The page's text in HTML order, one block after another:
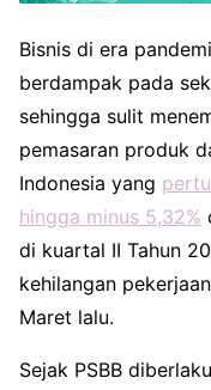
Bisnis di era
berdampak pada
sehingga sulit
pemasaran produk
Indonesia yang
hingga minus 5,32%
di kuartal II Tahun
kehilangan
Maret lalu.
Sejak PSBB